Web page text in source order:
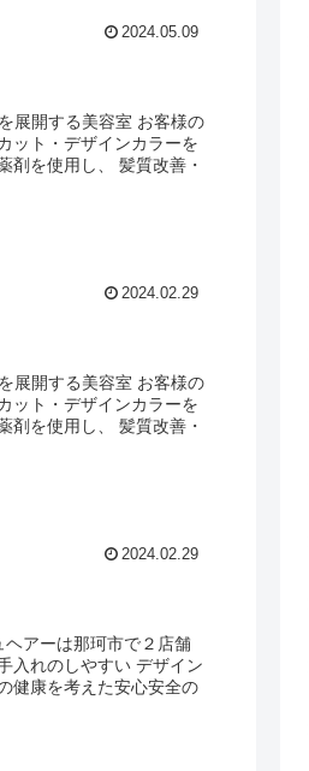
2024.05.09
展開する美容室 お客様の
ット・デザインカラーを
剤を使用し、 髪質改善・
2024.02.29
展開する美容室 お客様の
ット・デザインカラーを
剤を使用し、 髪質改善・
2024.02.29
アーは那珂市で２店舗
入れのしやすい デザイン
健康を考えた安心安全の